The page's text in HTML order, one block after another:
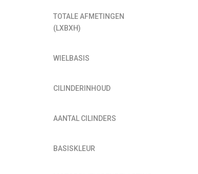
TOTALE AFMETINGEN
(LXBXH)
WIELBASIS
CILINDERINHOUD
AANTAL CILINDERS
BASISKLEUR